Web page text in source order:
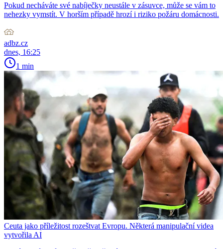
Pokud necháváte své nabíječky neustále v zásuvce, může se vám to
nehezky vymstít. V horším případě hrozí i riziko požáru domácnosti.
adbz.cz
dnes, 16:25
1 min
Ceuta jako příležitost rozeštvat Evropu. Některá manipulační videa
vytvořila AI